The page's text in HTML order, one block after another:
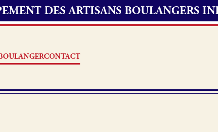
DES ARTISANS BOULANGERS
CONTACT